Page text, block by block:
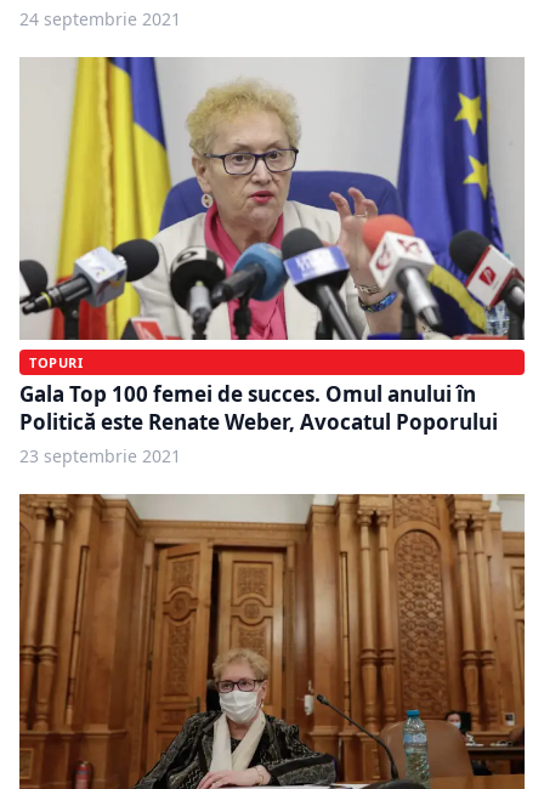
24 septembrie 2021
TOPURI
Gala Top 100 femei de succes. Omul anului în
Politică este Renate Weber, Avocatul Poporului
23 septembrie 2021